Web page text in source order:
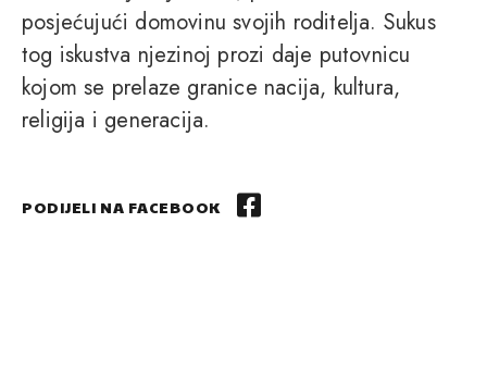
posjećujući domovinu svojih roditelja. Sukus
tog iskustva njezinoj prozi daje putovnicu
kojom se prelaze granice nacija, kultura,
religija i generacija.
PODIJELI NA FACEBOOK